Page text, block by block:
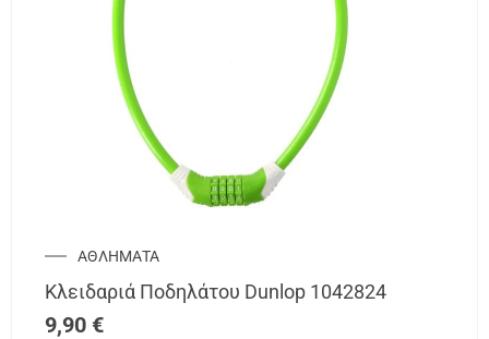
ΑΘΛΗΜΑΤΑ
Κλειδαριά Ποδηλάτου Dunlop 1042824
9,90 €